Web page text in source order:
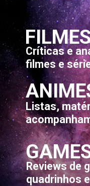
Críticas e
filmes e
Listas,
Reviews de
quadrinhos